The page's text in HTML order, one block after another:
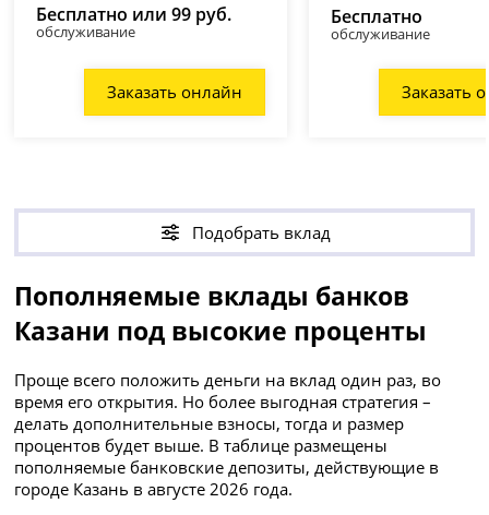
Бесплатно или 99 руб.
обслуживание
Заказать онлайн
Бесплатно
обслуживание
Заказать
Подобрать вклад
Пополняемые вклады банков
Казани под высокие проценты
Проще всего положить деньги на вклад один раз, во
время его открытия. Но более выгодная стратегия –
делать дополнительные взносы, тогда и размер
процентов будет выше. В таблице размещены
пополняемые банковские депозиты, действующие в
городе Казань в августе 2026 года.